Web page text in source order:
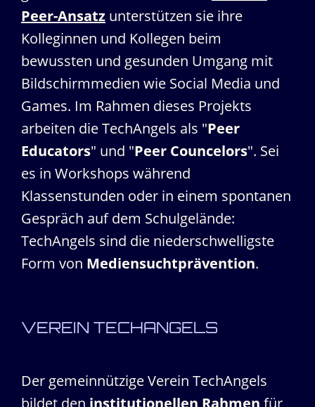
Peer-Ansatz unterstützen sie ihre
Kolleginnen und Kollegen beim
bewussten und gesunden Umgang mit
Bildschirmmedien wie Social Media und
Games. Im Rahmen dieses Projekts
arbeiten die TechAngels als "Peer
Educators" und "Peer Councelors". Sei
es in Workshops während
Klassenstunden oder in einem spontanen
Gespräch auf dem Schulgelände:
TechAngels sind die niederschwelligste
Form von Mediensuchtprävention.
VEREIN TECHANGELS
Der gemeinnützige Verein TechAngels
bildet den institutionellen Rahmen für